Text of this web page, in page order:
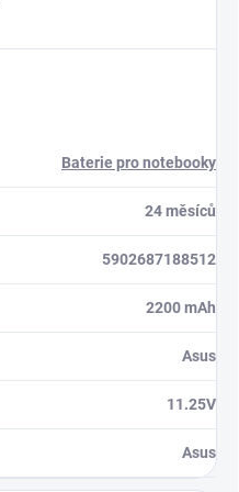
Baterie pro notebooky
24 měsíců
5902687188512
2200 mAh
Asus
11.25V
Asus